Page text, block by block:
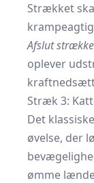
Strækket
Afslut
oplever
Stræk 3:
Det
øvelse, der
ømme